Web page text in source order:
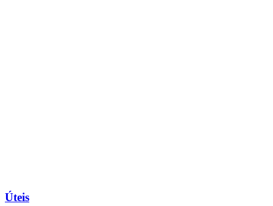
Úteis